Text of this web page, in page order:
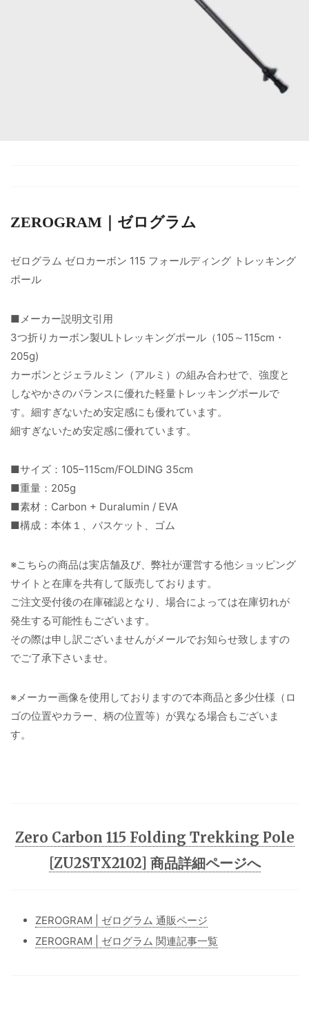
ZEROGRAM｜ゼログラム
ゼログラム ゼロカーボン 115 フォールディング トレッキング
ポール
■メーカー説明文引用
3つ折りカーボン製ULトレッキングポール（105～115cm・
205g)
カーボンとジェラルミン（アルミ）の組み合わせで、強度と
しなやかさのバランスに優れた軽量トレッキングポールで
す。細すぎないため安定感にも優れています。
細すぎないため安定感に優れています。
■サイズ：105–115cm/FOLDING 35cm
■重量：205g
■素材：Carbon + Duralumin / EVA
■構成：本体１、バスケット、ゴム
※こちらの商品は実店舗及び、弊社が運営する他ショッピング
サイトと在庫を共有して販売しております。
ご注文受付後の在庫確認となり、場合によっては在庫切れが
発生する可能性もございます。
その際は申し訳ございませんがメールでお知らせ致しますの
でご了承下さいませ。
※メーカー画像を使用しておりますので本商品と多少仕様（ロ
ゴの位置やカラー、柄の位置等）が異なる場合もございま
す。
Zero Carbon 115 Folding Trekking Pole
[ZU2STX2102] 商品詳細ページへ
ZEROGRAM | ゼログラム 通販ページ
ZEROGRAM | ゼログラム 関連記事一覧